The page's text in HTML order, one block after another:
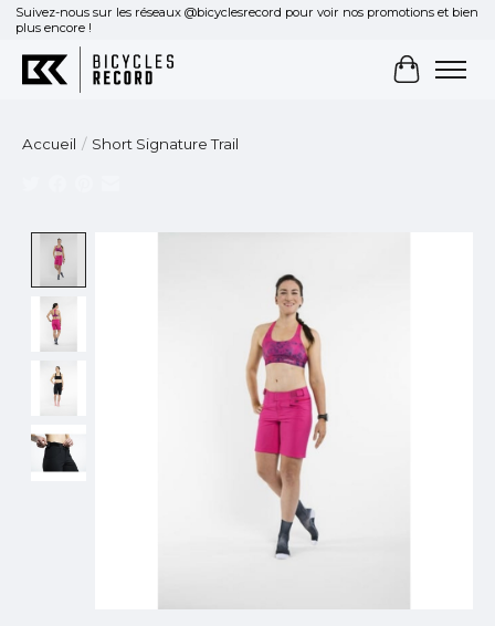
Suivez-nous sur les réseaux @bicyclesrecord pour voir nos promotions et bien
plus encore !
Panier
Accueil / Short Signature Trail